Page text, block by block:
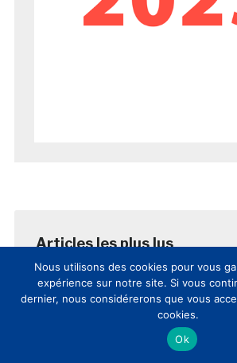
AUJOURD’HUI SEMAINE
8èmes Rencontres
Culture et
Nous utilisons des cookies pour vous
expérience sur notre site. Si vous
dernier, nous considérerons que vous
cookies.
Ok